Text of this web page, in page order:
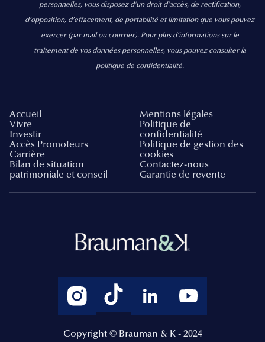
personnelles, vous disposez d'un droit d'accès, de rectification,
d’opposition, d’effacement, de portabilité et limitation que vous pouvez
exercer (par mail ou courrier). Pour plus d’informations sur le
traitement de vos données personnelles, vous pouvez consulter la
politique de confidentialité.
Accueil
Vivre
Investir
Accès Promoteurs
Carrière
Bilan de situation
patrimoniale et conseil
Mentions légales
Politique de
confidentialité
Politique de gestion des
cookies
Contactez-nous
Garantie de revente
Copyright © Brauman & K - 2024